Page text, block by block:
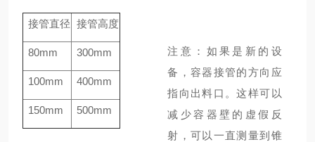
接管直径 接管高度
80mm 300mm
100mm 400mm
150mm 500mm
注意：如果是新的设
备，容器接管的方向应
指向出料口。这样可以
减少容器壁的虚假反
射，可以一直测量到锥